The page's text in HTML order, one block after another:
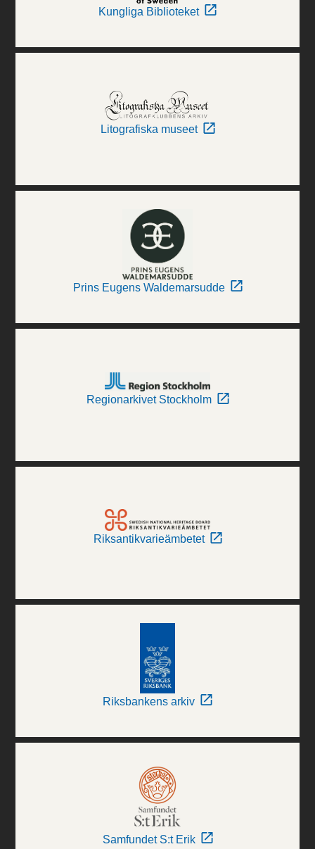
Kungliga Biblioteket
Litografiska museet
Prins Eugens Waldemarsudde
Regionarkivet Stockholm
Riksantikvarieämbetet
Riksbankens arkiv
Samfundet S:t Erik